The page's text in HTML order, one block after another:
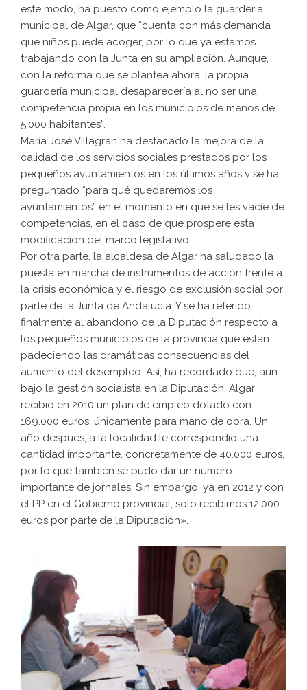
este modo, ha puesto como ejemplo la guardería
municipal de Algar, que “cuenta con más demanda
que niños puede acoger, por lo que ya estamos
trabajando con la Junta en su ampliación. Aunque,
con la reforma que se plantea ahora, la propia
guardería municipal desaparecería al no ser una
competencia propia en los municipios de menos de
5.000 habitantes”.
María José Villagrán ha destacado la mejora de la
calidad de los servicios sociales prestados por los
pequeños ayuntamientos en los últimos años y se ha
preguntado “para qué quedaremos los
ayuntamientos” en el momento en que se les vacíe de
competencias, en el caso de que prospere esta
modificación del marco legislativo.
Por otra parte, la alcaldesa de Algar ha saludado la
puesta en marcha de instrumentos de acción frente a
la crisis económica y el riesgo de exclusión social por
parte de la Junta de Andalucía. Y se ha referido
finalmente al abandono de la Diputación respecto a
los pequeños municipios de la provincia que están
padeciendo las dramáticas consecuencias del
aumento del desempleo. Así, ha recordado que, aun
bajo la gestión socialista en la Diputación, Algar
recibió en 2010 un plan de empleo dotado con
169.000 euros, únicamente para mano de obra. Un
año después, a la localidad le correspondió una
cantidad importante, concretamente de 40.000 euros,
por lo que también se pudo dar un número
importante de jornales. Sin embargo, ya en 2012 y con
el PP en el Gobierno provincial, solo recibimos 12.000
euros por parte de la Diputación».